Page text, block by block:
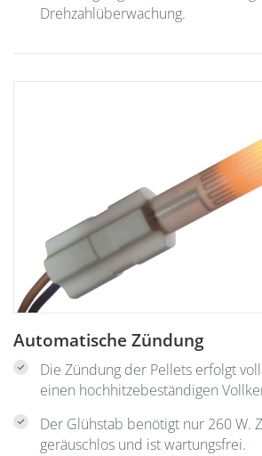
Drehzahlüberwachung.
Automatische Zündung
Die Zündung der Pellets erfolgt
einen hochhitzebeständigen
Der Glühstab benötigt nur 260 W.
geräuschlos und ist wartungsfrei.